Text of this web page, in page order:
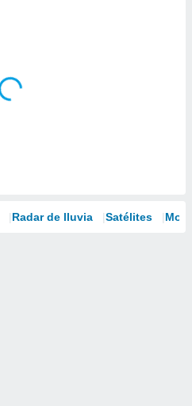
Radar de lluvia Satélites